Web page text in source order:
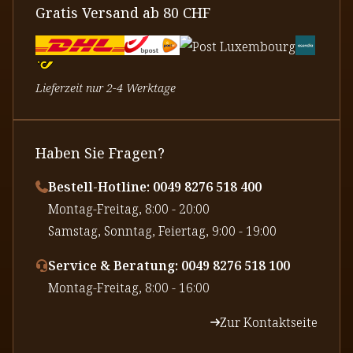
Gratis Versand ab 80 CHF
Lieferzeit nur 2-4 Werktage
Haben Sie Fragen?
Bestell-Hotline: 0049 8276 518 400
⁠Montag-Freitag, 8:00 - 20:00
⁠Samstag, Sonntag, Feiertag, 9:00 - 19:00
Service & Beratung: 0049 8276 518 100
⁠Montag-Freitag, 8:00 - 16:00
Zur Kontaktseite